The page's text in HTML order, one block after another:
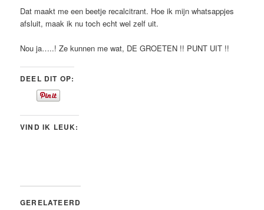
Dat maakt me een beetje recalcitrant. Hoe ik mijn whatsappjes
afsluit, maak ik nu toch echt wel zelf uit.
Nou ja…..! Ze kunnen me wat, DE GROETEN !! PUNT UIT !!
DEEL DIT OP:
VIND IK LEUK:
GERELATEERD